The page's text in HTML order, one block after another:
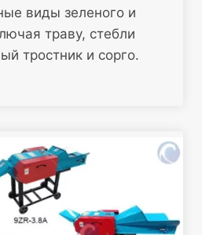
виды зеленого и
траву, стебли
тростник и сорго.